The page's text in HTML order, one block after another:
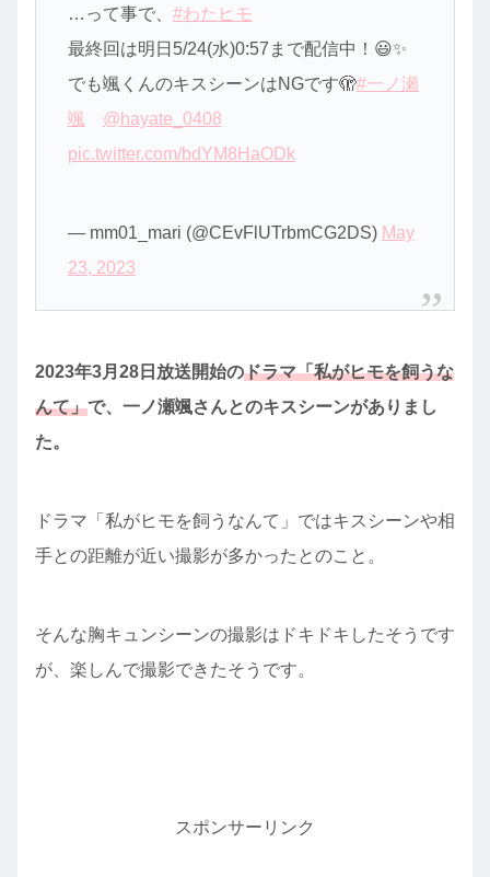
…って事で、 #わたヒモ
最終回は明日5/24(水)0:57まで配信中！😃✨
でも颯くんのキスシーンはNGです🫣#一ノ瀬
颯
@hayate_0408
pic.twitter.com/bdYM8HaODk
— mm01_mari (@CEvFlUTrbmCG2DS) May
23, 2023
2023年3月28日放送開始のドラマ「私がヒモを飼うな
んて」で、一ノ瀬颯さんとのキスシーンがありまし
た。
ドラマ「私がヒモを飼うなんて」ではキスシーンや相
手との距離が近い撮影が多かったとのこと。
そんな胸キュンシーンの撮影はドキドキしたそうです
が、楽しんで撮影できたそうです。
スポンサーリンク